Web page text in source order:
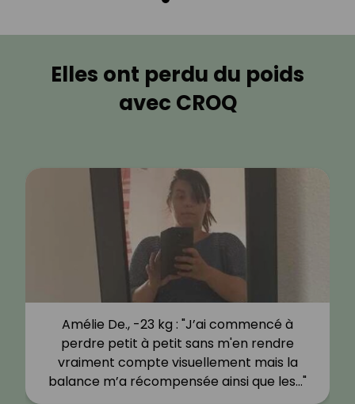
Elles ont perdu du poids
avec CROQ
Amélie De., -23 kg : "J’ai commencé à
perdre petit à petit sans m'en rendre
vraiment compte visuellement mais la
balance m’a récompensée ainsi que les…"